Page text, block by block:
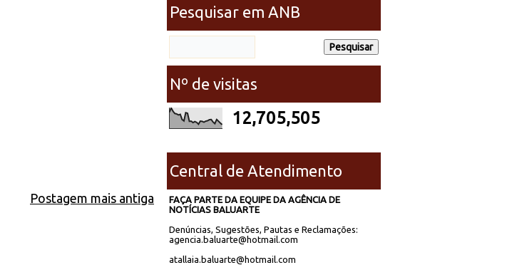
Postagem mais antiga
Pesquisar em ANB
Nº de visitas
12,705,505
Central de Atendimento
FAÇA PARTE DA EQUIPE DA AGÊNCIA DE
NOTÍCIAS BALUARTE
Denúncias, Sugestões, Pautas e Reclamações:
agencia.baluarte@hotmail.com
atallaia.baluarte@hotmail.com